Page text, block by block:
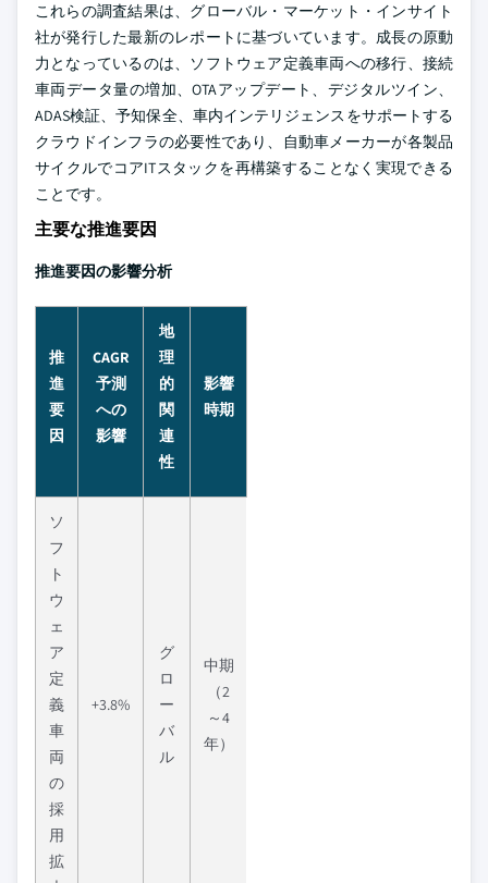
これらの調査結果は、グローバル・マーケット・インサイト
社が発行した最新のレポートに基づいています。成長の原動
力となっているのは、ソフトウェア定義車両への移行、接続
車両データ量の増加、OTAアップデート、デジタルツイン、
ADAS検証、予知保全、車内インテリジェンスをサポートする
クラウドインフラの必要性であり、自動車メーカーが各製品
サイクルでコアITスタックを再構築することなく実現できる
ことです。
主要な推進要因
推進要因の影響分析
推
進
要
因
CAGR
予測
への
影響
地
理
的
関
連
性
影響
時期
ソ
フ
ト
ウ
ェ
ア
定
義
車
両
の
採
用
拡
+3.8%
グ
ロ
ー
バ
ル
中期
（2
～4
年）